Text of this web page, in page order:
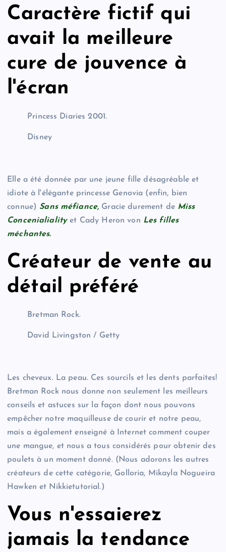
Caractère fictif qui
avait la meilleure
cure de jouvence à
l'écran
Princess Diaries 2001.
Disney
Elle a été donnée par une jeune fille désagréable et
idiote à l'élégante princesse Genovia (enfin, bien
connue) Sans méfiance, Gracie durement de Miss
Concenialialityet Cady Heron von Les filles
méchantes.
Créateur de vente au
détail préféré
Bretman Rock.
David Livingston / Getty
Les cheveux. La peau. Ces sourcils et les dents parfaites!
Bretman Rock nous donne non seulement les meilleurs
conseils et astuces sur la façon dont nous pouvons
empêcher notre maquilleuse de courir et notre peau,
mais a également enseigné à Internet comment couper
une mangue, et nous a tous considérés pour obtenir des
poulets à un moment donné. (Nous adorons les autres
créateurs de cette catégorie, Golloria, Mikayla Nogueira
Hawken et Nikkietutorial.)
Vous n'essaierez
jamais la tendance